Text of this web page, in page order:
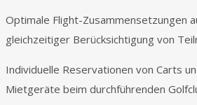
Optimale Flight-Zusammensetzungen
gleichzeitiger Berücksichtigung von
Individuelle Reservationen von Carts
Mietgeräte beim durchführenden